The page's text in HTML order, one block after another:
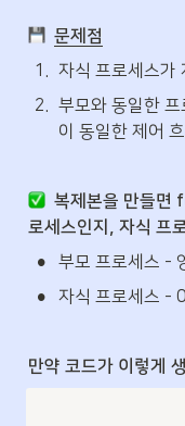
문제점
1 . 자식 프로세스가
2. 부모와 동일한
이 동일한 제어
복제본을 만들면
로세스인지, 자식 프
• 부모 프로세스 -
• 자식 프로세스 - 0
만약 코드가 이렇게